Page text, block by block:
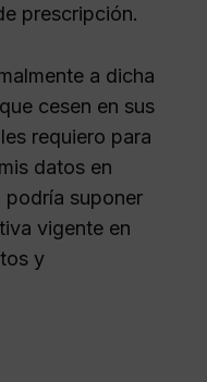
prescripción.
a dicha
cesen en sus
requiero para
datos en
suponer
vigente en
y